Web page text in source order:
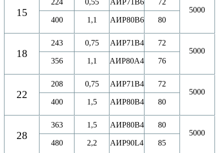
15
400 1,1 АИР80B6 80
5000
18
243
356
0,75
1,1
АИР71B4
АИР80A4
72
76
5000
22
208
400
0,75
1,5
АИР71B4
АИР80B4
72
80
5000
28
363
480
1,5
2,2
АИР80B4
АИР90L4
80
85
5000